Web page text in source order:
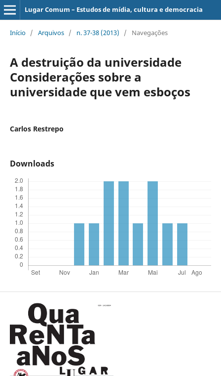
Lugar Comum – Estudos de mídia, cultura e democracia
Início / Arquivos / n. 37-38 (2013) / Navegações
A destruição da universidade
Considerações sobre a
universidade que vem esboços
Carlos Restrepo
Downloads